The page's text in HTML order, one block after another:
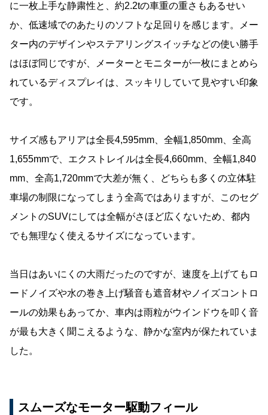
に一枚上手な静粛性と、約2.2tの車重の重さもあるせい
か、低速域でのあたりのソフトな足回りを感じます。メー
ター内のデザインやステアリングスイッチなどの使い勝手
はほぼ同じですが、メーターとモニターが一枚にまとめら
れているディスプレイは、スッキリしていて見やすい印象
です。
サイズ感もアリアは全長4,595mm、全幅1,850mm、全高
1,655mmで、エクストレイルは全長4,660mm、全幅1,840
mm、全高1,720mmで大差が無く、どちらも多くの立体駐
車場の制限になってしまう全高ではありますが、このセグ
メントのSUVにしては全幅がさほど広くないため、都内
でも無理なく使えるサイズになっています。
当日はあいにくの大雨だったのですが、速度を上げてもロ
ードノイズや水の巻き上げ騒音も遮音材やノイズコントロ
ールの効果もあってか、車内は雨粒がウインドウを叩く音
が最も大きく聞こえるような、静かな室内が保たれていま
した。
スムーズなモーター駆動フィール